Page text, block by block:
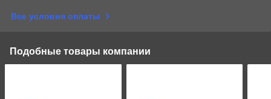
Все условия оплаты
Подобные товары компании